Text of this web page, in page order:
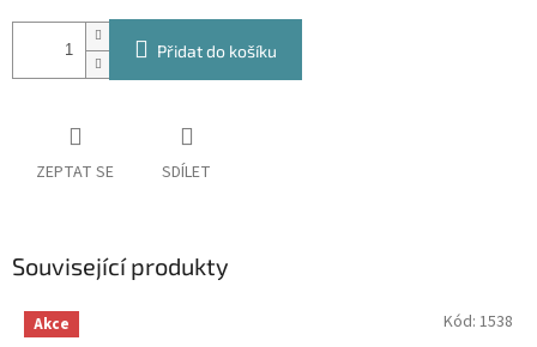
Přidat do košíku
ZEPTAT SE SDÍLET
Související produkty
Akce Kód: 1538